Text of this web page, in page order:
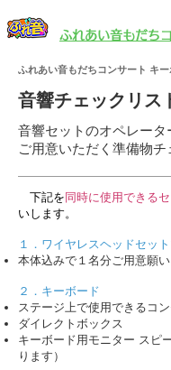
ふれあい音もだち
ふれあい音もだちコンサート キ
音響チェックリス
音響セットのオペレータ
ご用意いただく準備物チ
下記を同時に使用できる
いします。
１．ワイヤレスヘッドセッ
本体込みで１名分ご用意願
２．キーボード
ステージ上で使用できるコ
ダイレクトボックス
キーボード用モニター スピ
ります）